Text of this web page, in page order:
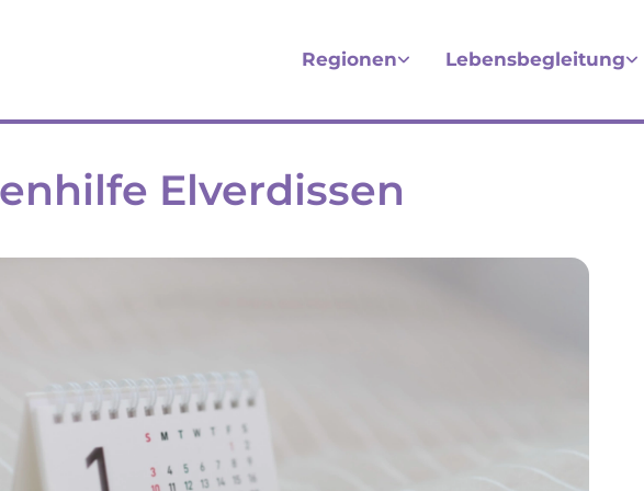
Regionen Lebensbegleitung
Elverdissen